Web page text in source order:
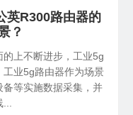
英R300路由器的
？
上不断进步，工业5g
业5g路由器作为场景
等实施数据采集，并